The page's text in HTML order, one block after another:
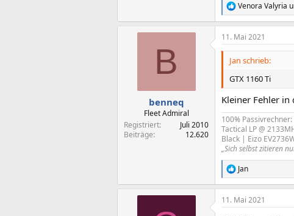
R
e
a
k
t
o
n
e
n
Venora Valyria
B
benneq
Fleet Admiral
Registriert
Juli 2010
Beiträge
12.620
11. Mai 2021
Jan schrieb:
GTX 1160 Ti
Kleiner Fehler in
100%
Tactical LP @
Black | Eizo
„Sich selbst zitieren
R
e
a
k
Jan
11. Mai 2021